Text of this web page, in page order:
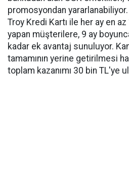
promosyondan
Troy Kredi Kartı ile her ay en
yapan müşterilere, 9 ay
kadar ek avantaj sunuluyor.
tamamının yerine getirilmesi
toplam kazanımı 30 bin TL'ye